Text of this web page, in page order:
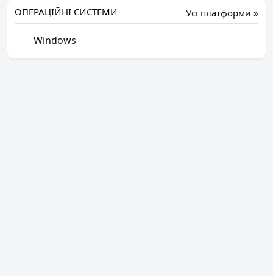
Усі платформи »
ОПЕРАЦІЙНІ СИСТЕМИ
Windows